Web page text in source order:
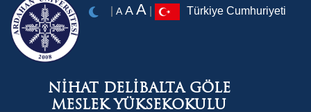
NİHAT DELİBALTA GÖLE
MESLEK YÜKSEKOKULU
A A A Türkiye Cumhuriyeti